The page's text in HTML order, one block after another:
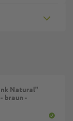
Natural"
braun -